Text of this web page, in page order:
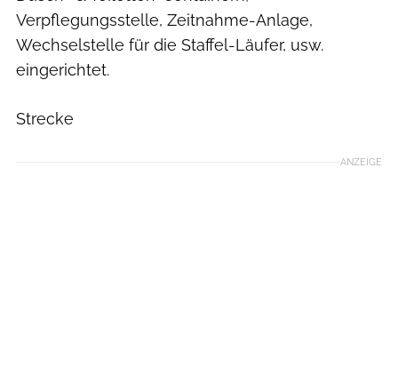
Verpflegungsstelle, Zeitnahme-Anlage,
Wechselstelle für die Staffel-Läufer, usw.
eingerichtet.
Strecke
ANZEIGE